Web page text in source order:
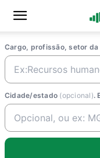
Cargo, profissão, setor da
Cidade/estado (opcional).